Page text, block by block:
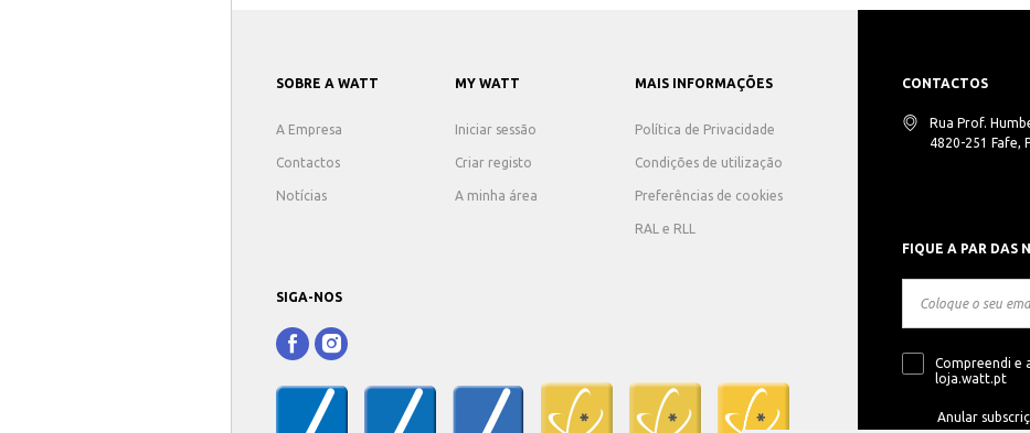
SOBRE A WATT
A Empresa
Contactos
Notícias
MY WATT
Iniciar sessão
Criar registo
A minha área
MAIS INFORMAÇÕES
Política de Privacidade
Condições de utilização
Preferências de cookies
RAL e RLL
SIGA-NOS
CONTACTOS
Rua Prof.
4820-251 Fafe,
FIQUE A PAR DAS
Compreendi e
loja.watt.pt
Anular